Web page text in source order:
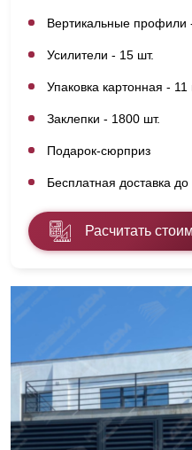
Вертикальные профили
Усилители - 15 шт.
Упаковка картонная - 11
Заклепки - 1800 шт.
Подарок-сюрприз
Бесплатная доставка до
Расчитать